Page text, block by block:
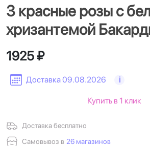
3 красные розы с
хризантемой
Доставка 09.08.2026 i
1925 ₽
Доставка бесплатно
Самовывоз в 26 магазинов
Купить в 1 клик